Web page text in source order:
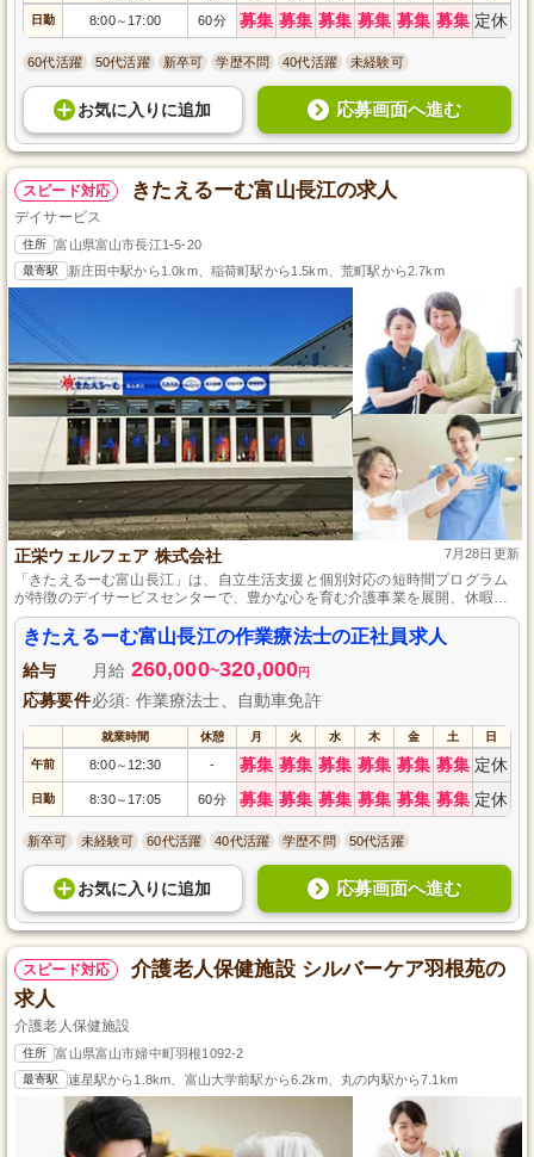
日勤 8:00～ 17:00 60分 募集 募集 募集 募集 募集 募集 定休
60代活躍 50代活躍 新卒可 学歴不問 40代活躍 未経験可
お気に入り に追加 応募画面へ進む
スピード対応 きたえるーむ富山長江の求人
デイサービス
住所 富山県富山市長江1-5-20
最寄駅 新庄田中駅から1.0km、稲荷町駅から1.5km、荒町駅から2.7km
正栄ウェルフェア 株式会社 7月28日更新
「きたえるーむ富山長江」は、自立生活支援と個別対応の短時間プログラム
が特徴のデイサービスセンターで、豊かな心を育む介護事業を展開、休暇制
度を活用し個々を大切にした環境です。
きたえるーむ富山長江の作業療法士の正社員求人
給与 月給 260,000~320,000円
応募要件必須: 作業療法士、自動車免許
就業時間 休憩 月 火 水 木 金 土 日
午前 8:00～ 12:30 - 募集 募集 募集 募集 募集 募集 定休
日勤 8:30～ 17:05 60分 募集 募集 募集 募集 募集 募集 定休
新卒可 未経験可 60代活躍 40代活躍 学歴不問 50代活躍
お気に入り に追加 応募画面へ進む
スピード対応
介護老人保健施設 シルバーケア羽根苑の
求人
介護老人保健施設
住所 富山県富山市婦中町羽根1092-2
最寄駅 速星駅から1.8km、富山大学前駅から6.2km、丸の内駅から7.1km